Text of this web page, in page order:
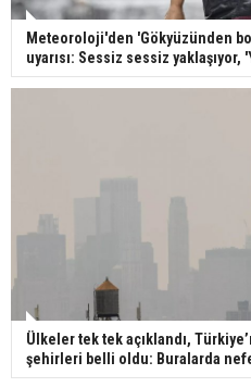
Meteoroloji'den 'Gökyüzünden
uyarısı: Sessiz sessiz
Ülkeler tek tek açıklandı,
şehirleri belli oldu: Buralarda